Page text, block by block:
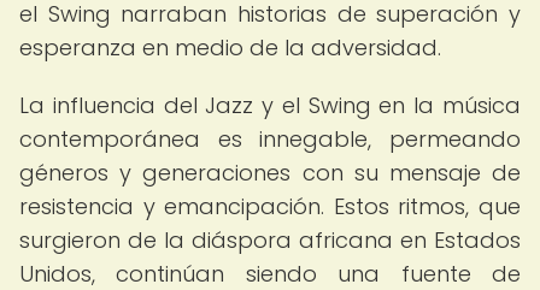
el Swing narraban historias de superación y
esperanza en medio de la adversidad.
La influencia del Jazz y el Swing en la música
contemporánea es innegable, permeando
géneros y generaciones con su mensaje de
resistencia y emancipación. Estos ritmos, que
surgieron de la diáspora africana en Estados
Unidos, continúan siendo una fuente de